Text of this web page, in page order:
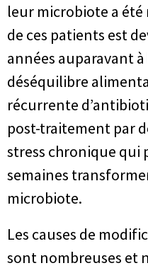
leur microbiote a
de ces patients est
années auparavant à
déséquilibre
récurrente
post-traitement par
stress chronique qui
semaines
microbiote.
Les causes de
sont nombreuses et